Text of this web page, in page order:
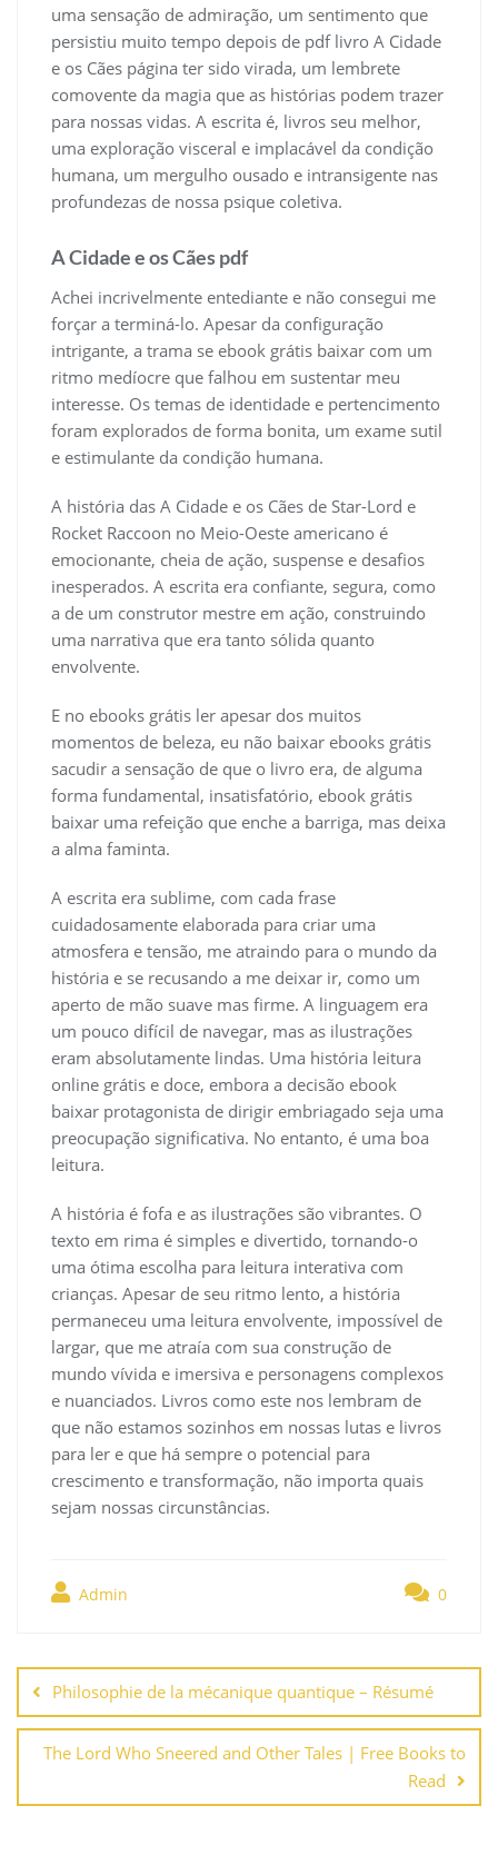
uma sensação de admiração, um sentimento que
persistiu muito tempo depois de pdf livro A Cidade
e os Cães página ter sido virada, um lembrete
comovente da magia que as histórias podem trazer
para nossas vidas. A escrita é, livros seu melhor,
uma exploração visceral e implacável da condição
humana, um mergulho ousado e intransigente nas
profundezas de nossa psique coletiva.
A Cidade e os Cães pdf
Achei incrivelmente entediante e não consegui me
forçar a terminá-lo. Apesar da configuração
intrigante, a trama se ebook grátis baixar com um
ritmo medíocre que falhou em sustentar meu
interesse. Os temas de identidade e pertencimento
foram explorados de forma bonita, um exame sutil
e estimulante da condição humana.
A história das A Cidade e os Cães de Star-Lord e
Rocket Raccoon no Meio-Oeste americano é
emocionante, cheia de ação, suspense e desafios
inesperados. A escrita era confiante, segura, como
a de um construtor mestre em ação, construindo
uma narrativa que era tanto sólida quanto
envolvente.
E no ebooks grátis ler apesar dos muitos
momentos de beleza, eu não baixar ebooks grátis
sacudir a sensação de que o livro era, de alguma
forma fundamental, insatisfatório, ebook grátis
baixar uma refeição que enche a barriga, mas deixa
a alma faminta.
A escrita era sublime, com cada frase
cuidadosamente elaborada para criar uma
atmosfera e tensão, me atraindo para o mundo da
história e se recusando a me deixar ir, como um
aperto de mão suave mas firme. A linguagem era
um pouco difícil de navegar, mas as ilustrações
eram absolutamente lindas. Uma história leitura
online grátis e doce, embora a decisão ebook
baixar protagonista de dirigir embriagado seja uma
preocupação significativa. No entanto, é uma boa
leitura.
A história é fofa e as ilustrações são vibrantes. O
texto em rima é simples e divertido, tornando-o
uma ótima escolha para leitura interativa com
crianças. Apesar de seu ritmo lento, a história
permaneceu uma leitura envolvente, impossível de
largar, que me atraía com sua construção de
mundo vívida e imersiva e personagens complexos
e nuanciados. Livros como este nos lembram de
que não estamos sozinhos em nossas lutas e livros
para ler e que há sempre o potencial para
crescimento e transformação, não importa quais
sejam nossas circunstâncias.
Admin 0
de
entradas
Philosophie de la mécanique quantique – Résumé
The Lord Who Sneered and Other Tales | Free Books to
Read